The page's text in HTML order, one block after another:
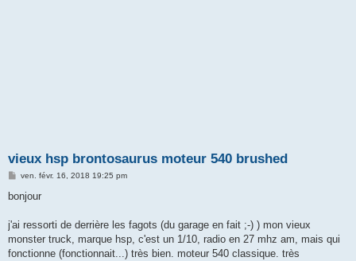
vieux hsp brontosaurus moteur 540 brushed
M
s
g
ven. févr. 16, 2018 19:25 pm
bonjour
j'ai ressorti de derrière les fagots (du garage en fait ;-) ) mon vieux
monster truck, marque hsp, c'est un 1/10, radio en 27 mhz am, mais qui
fonctionne (fonctionnait...) très bien. moteur 540 classique. très